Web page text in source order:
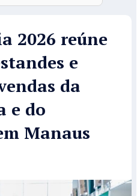
2026 reúne
e
da
e do
Manaus